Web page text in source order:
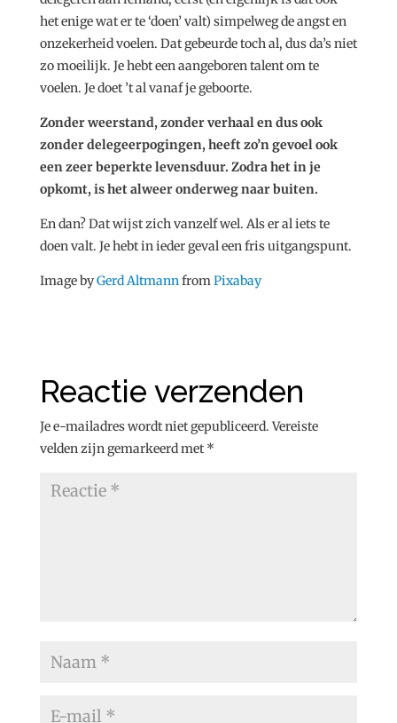
het enige wat er te ‘doen’ valt) simpelweg de angst en
onzekerheid voelen. Dat gebeurde toch al, dus da’s niet
zo moeilijk. Je hebt een aangeboren talent om te
voelen. Je doet ’t al vanaf je geboorte.
Zonder weerstand, zonder verhaal en dus ook
zonder delegeerpogingen, heeft zo’n gevoel ook
een zeer beperkte levensduur. Zodra het in je
opkomt, is het alweer onderweg naar buiten.
En dan? Dat wijst zich vanzelf wel. Als er al iets te
doen valt. Je hebt in ieder geval een fris uitgangspunt.
Image byGerd AltmannfromPixabay
Reactie verzenden
Je e-mailadres wordt niet gepubliceerd. Vereiste
velden zijn gemarkeerd met *